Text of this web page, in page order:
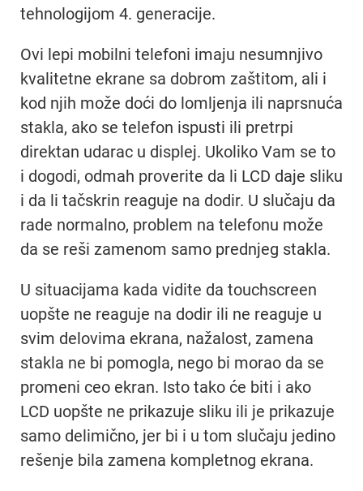
tehnologijom 4. generacije.
Ovi lepi mobilni telefoni imaju nesumnjivo
kvalitetne ekrane sa dobrom zaštitom, ali i
kod njih može doći do lomljenja ili naprsnuća
stakla, ako se telefon ispusti ili pretrpi
direktan udarac u displej. Ukoliko Vam se to
i dogodi, odmah proverite da li LCD daje sliku
i da li tačskrin reaguje na dodir. U slučaju da
rade normalno, problem na telefonu može
da se reši zamenom samo prednjeg stakla.
U situacijama kada vidite da touchscreen
uopšte ne reaguje na dodir ili ne reaguje u
svim delovima ekrana, nažalost, zamena
stakla ne bi pomogla, nego bi morao da se
promeni ceo ekran. Isto tako će biti i ako
LCD uopšte ne prikazuje sliku ili je prikazuje
samo delimično, jer bi i u tom slučaju jedino
rešenje bila zamena kompletnog ekrana.